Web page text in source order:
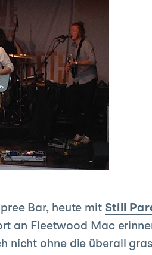
Bar, heute mit Still
an Fleetwood Mac
nicht ohne die überall